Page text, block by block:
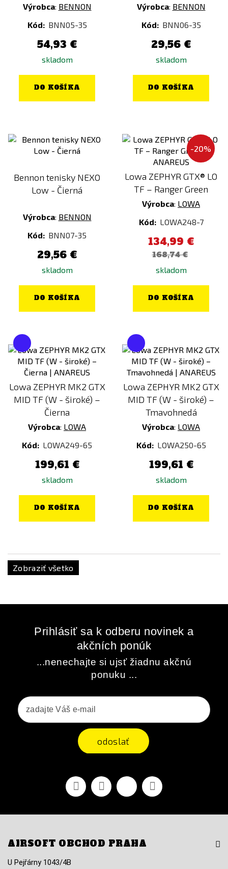
Výrobca: BENNON
Kód: BNN05-35
54,93 €
skladom
DO KOŠÍKA
Výrobca: BENNON
Kód: BNN06-35
29,56 €
skladom
DO KOŠÍKA
Bennon tenisky NEXO
Low - Čierná
Výrobca: BENNON
Kód: BNN07-35
29,56 €
skladom
DO KOŠÍKA
-20%
Lowa ZEPHYR GTX® LO
TF – Ranger Green
Výrobca: LOWA
Kód: LOWA248-7
134,99 €
168,74 €
skladom
DO KOŠÍKA
Lowa ZEPHYR MK2 GTX
MID TF (W - široké) –
Čierna
Výrobca: LOWA
Kód: LOWA249-65
199,61 €
skladom
DO KOŠÍKA
Lowa ZEPHYR MK2 GTX
MID TF (W - široké) –
Tmavohnedá
Výrobca: LOWA
Kód: LOWA250-65
199,61 €
skladom
DO KOŠÍKA
Zobraziť všetko
Prihlásiť sa k odberu novinek a
akčních ponúk
...nenechajte si ujsť žiadnu akčnú
ponuku ...
odoslať
FacebookYoutubeVimeo Instagram
AIRSOFT OBCHOD PRAHA
U Pejřárny 1043/4B